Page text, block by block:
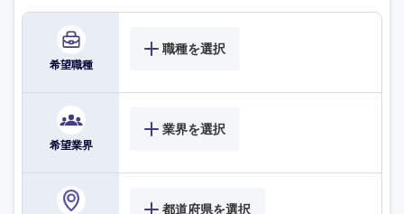
希望職種
職種を選択
希望業界
業界を選択
都道府県を選択